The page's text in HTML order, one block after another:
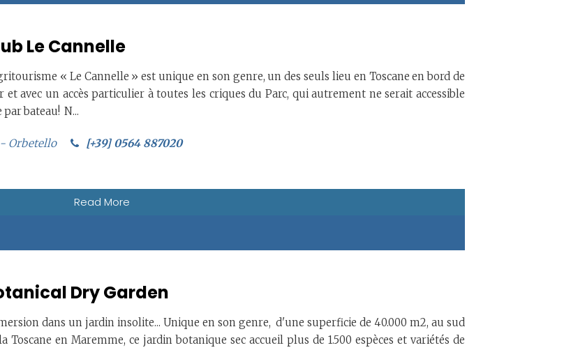
Le Cannelle
« Le Cannelle » est unique en son genre, un des seuls lieu en Toscane en bord de
et avec un accès particulier à toutes les criques du Parc, qui autrement ne serait accessible
par bateau! N...
- Orbetello [+39] 0564 887020
Read More
Dry Garden
dans un jardin insolite... Unique en son genre, d'une superficie de 40.000 m2, au sud
Toscane en Maremme, ce jardin botanique sec accueil plus de 1.500 espèces et variétés de